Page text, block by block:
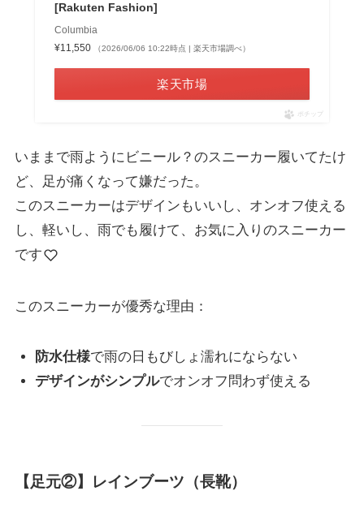
[Rakuten Fashion]
Columbia
¥11,550
（2026/06/06 10:22時点 | 楽天市場調べ）
楽天市場
ポチップ
いままで雨ようにビニール？のスニーカー履いてたけ
ど、足が痛くなって嫌だった。
このスニーカーはデザインもいいし、オンオフ使える
し、軽いし、雨でも履けて、お気に入りのスニーカー
です
このスニーカーが優秀な理由：
防水仕様で雨の日もびしょ濡れにならない
デザインがシンプルでオンオフ問わず使える
【足元②】レインブーツ（長靴）